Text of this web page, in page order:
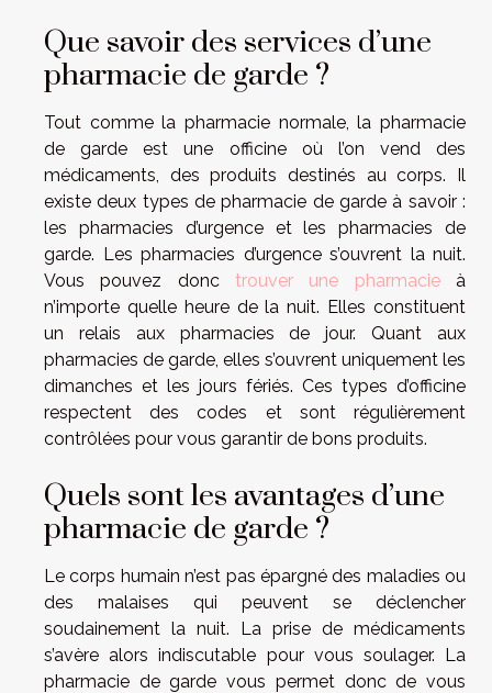
Que savoir des services d’une
pharmacie de garde ?
Tout comme la pharmacie normale, la pharmacie
de garde est une officine où l’on vend des
médicaments, des produits destinés au corps. Il
existe deux types de pharmacie de garde à savoir :
les pharmacies d’urgence et les pharmacies de
garde. Les pharmacies d’urgence s’ouvrent la nuit.
Vous pouvez donc trouver une pharmacieà
n’importe quelle heure de la nuit. Elles constituent
un relais aux pharmacies de jour. Quant aux
pharmacies de garde, elles s’ouvrent uniquement les
dimanches et les jours fériés. Ces types d’officine
respectent des codes et sont régulièrement
contrôlées pour vous garantir de bons produits.
Quels sont les avantages d’une
pharmacie de garde ?
Le corps humain n’est pas épargné des maladies ou
des malaises qui peuvent se déclencher
soudainement la nuit. La prise de médicaments
s’avère alors indiscutable pour vous soulager. La
pharmacie de garde vous permet donc de vous